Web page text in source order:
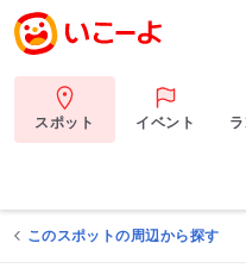
スポット イベント
このスポットの周辺から探す